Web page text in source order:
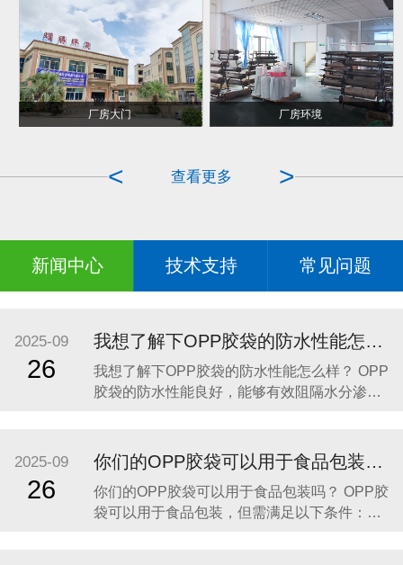
厂房大门 厂房环境
>
查看更多
<
POF热收缩包装 手提袋对折烫边成型
新闻中心 技术支持 常见问题
2025-09
26
我想了解下OPP胶袋的防水性能怎么样？
我想了解下OPP胶袋的防水性能怎么样？ OPP
胶袋的防水性能良好，能够有效阻隔水分渗
由聚丙烯薄膜制成，这种材料具有天然的抗水
性，水分不易渗透，能够为内装物品提供可靠
的防水保护。 实际应用表现： 防潮防水：OPP
胶袋
2025-09
26
你们的OPP胶袋可以用于食品包装吗？
你们的OPP胶袋可以用于食品包装吗？ OPP胶
袋可以用于食品包装，但需满足以下条件：